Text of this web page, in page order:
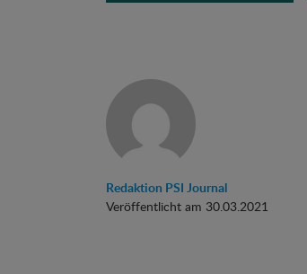
Redaktion PSI Journal
Veröffentlicht am 30.03.2021